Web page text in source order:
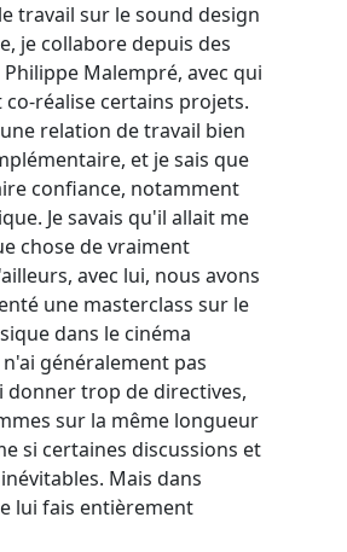
travail sur le sound design
je collabore depuis des
Philippe Malempré, avec qui
co-réalise certains projets.
relation de travail bien
et je sais que
confiance, notamment
Je savais qu'il allait me
chose de vraiment
avec lui, nous avons
une masterclass sur le
dans le cinéma
généralement pas
donner trop de directives,
sur la même longueur
si certaines discussions et
Mais dans
lui fais entièrement